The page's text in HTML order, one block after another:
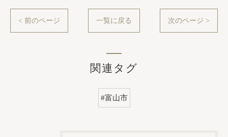
< 前のページ 一覧に戻る 次のページ >
関連タグ
#富山市